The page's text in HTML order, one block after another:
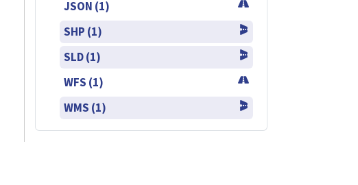
JSON (1)
SHP (1)
SLD (1)
WFS (1)
WMS (1)